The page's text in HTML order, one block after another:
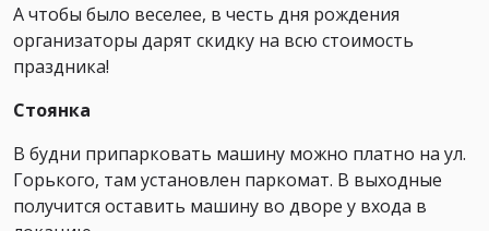
А чтобы было веселее, в честь дня рождения
организаторы дарят скидку на всю стоимость
праздника!
Стоянка
В будни припарковать машину можно платно на ул.
Горького, там установлен паркомат. В выходные
получится оставить машину во дворе у входа в